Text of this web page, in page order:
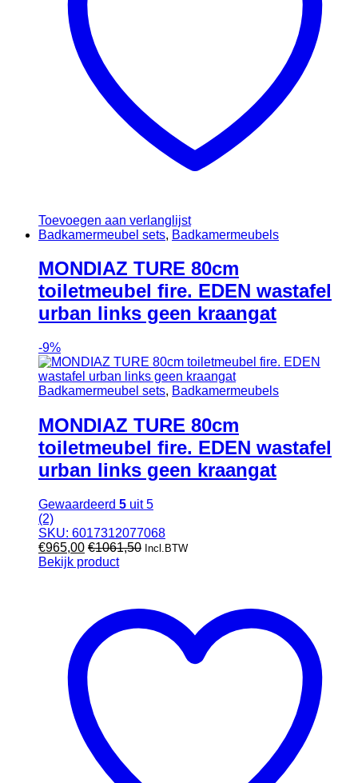
Toevoegen aan verlanglijst
Badkamermeubel sets, Badkamermeubels
MONDIAZ TURE 80cm
toiletmeubel fire. EDEN wastafel
urban links geen kraangat
-9%
Badkamermeubel sets, Badkamermeubels
MONDIAZ TURE 80cm
toiletmeubel fire. EDEN wastafel
urban links geen kraangat
Gewaardeerd 5 uit 5
(2)
SKU: 6017312077068
€965,00 €1061,50 Incl.BTW
Bekijk product